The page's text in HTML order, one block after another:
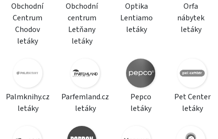
Obchodní
Centrum
Chodov
letáky
Obchodní
centrum
Letňany
letáky
Optika
Lentiamo
letáky
Orfa
nábytek
letáky
Palmknihy.cz
letáky
Parfemland.cz
letáky
Pepco
letáky
Pet Center
letáky